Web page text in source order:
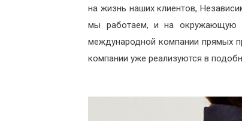
на жизнь наших клиентов,
мы работаем, и на окружающую
международной компании прямых
компании уже реализуются в